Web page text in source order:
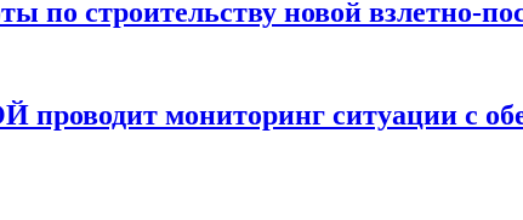
по строительству новой взлетно-
мониторинг ситуации с